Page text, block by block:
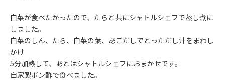
白菜が食べたかったので、たらと共にシャトルシェフで蒸し煮に
しました。
白菜のしん、たら、白菜の葉、あごだしでとっただし汁をまわし
かけ
5分加熱して、あとはシャトルシェフにおまかせです。
自家製ポン酢で食べました。